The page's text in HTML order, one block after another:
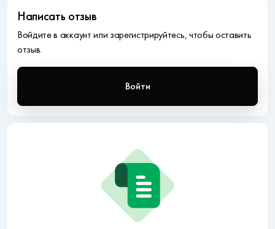
Написать отзыв
Войдите в аккаунт или зарегистрируйтесь, чтобы оставить
отзыв.
Войти